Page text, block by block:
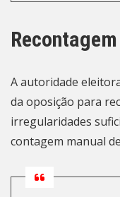
A autoridade
da oposição para
irregularidades
contagem manual